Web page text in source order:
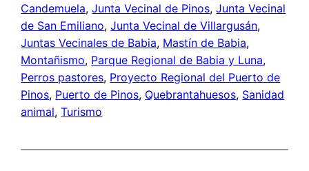
Candemuela, Junta Vecinal de Pinos, Junta Vecinal
de San Emiliano, Junta Vecinal de Villargusán
Juntas Vecinales de Babia, Mastín de Babia
Montañismo, Parque Regional de Babia y Luna
Perros pastores, Proyecto Regional del Puerto de
Pinos, Puerto de Pinos, Quebrantahuesos, Sanidad
animal, Turismo